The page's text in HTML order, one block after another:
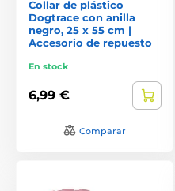
Collar de plástico
Dogtrace con anilla
negro, 25 x 55 cm |
Accesorio de repuesto
En stock
6,99 €
Comparar